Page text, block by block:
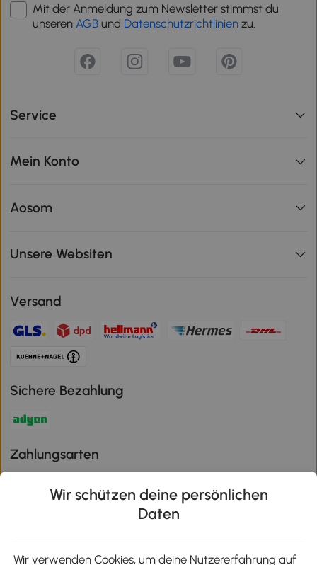
Mit der Anmeldung zum Newsletter stimmst du
unseren AGB und Datenschutzrichtlinien zu.
Service
Mein Konto
Aosom
Unsere Websiten
Versand
Sichere Bezahlung
Zahlungsarten
Wir schützen deine persönlichen
Daten
Wir verwenden Cookies, um deine Nutzererfahrung auf